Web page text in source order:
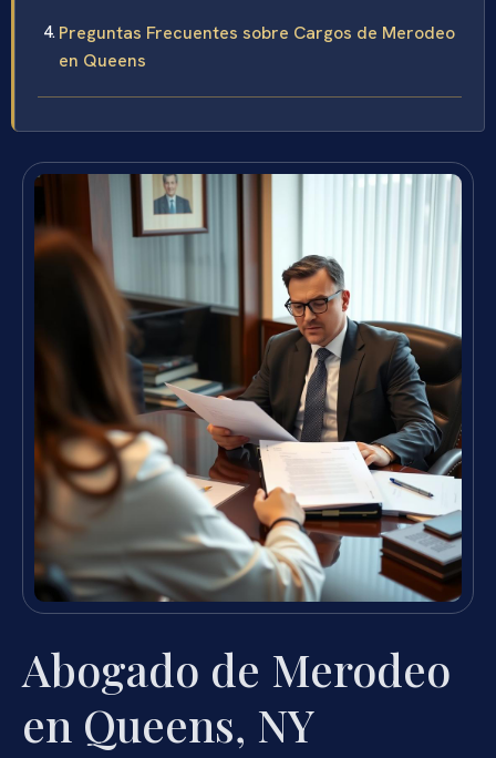
Preguntas Frecuentes sobre Cargos de Merodeo
en Queens
Abogado de Merodeo
en Queens, NY